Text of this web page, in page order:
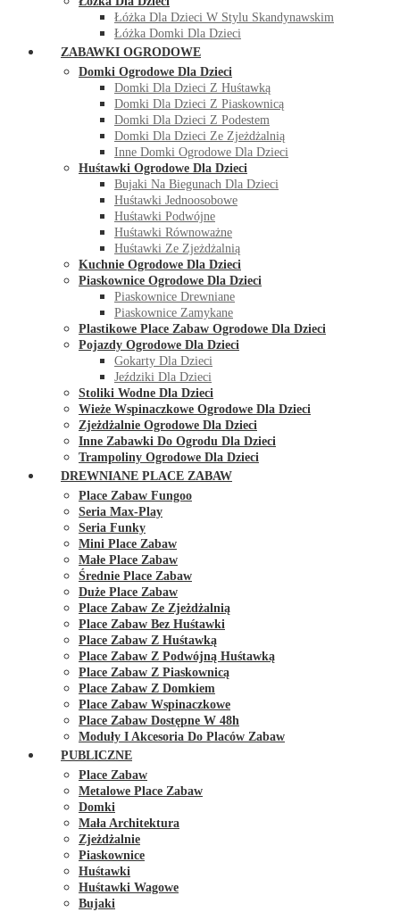
Łóżka Dla Dzieci W Stylu Skandynawskim
Łóżka Domki Dla Dzieci
ZABAWKI OGRODOWE
Domki Ogrodowe Dla Dzieci
Domki Dla Dzieci Z Huśtawką
Domki Dla Dzieci Z Piaskownicą
Domki Dla Dzieci Z Podestem
Domki Dla Dzieci Ze Zjeżdżalnią
Inne Domki Ogrodowe Dla Dzieci
Huśtawki Ogrodowe Dla Dzieci
Bujaki Na Biegunach Dla Dzieci
Huśtawki Jednoosobowe
Huśtawki Podwójne
Huśtawki Równoważne
Huśtawki Ze Zjeżdżalnią
Kuchnie Ogrodowe Dla Dzieci
Piaskownice Ogrodowe Dla Dzieci
Piaskownice Drewniane
Piaskownice Zamykane
Plastikowe Place Zabaw Ogrodowe Dla Dzieci
Pojazdy Ogrodowe Dla Dzieci
Gokarty Dla Dzieci
Jeździki Dla Dzieci
Stoliki Wodne Dla Dzieci
Wieże Wspinaczkowe Ogrodowe Dla Dzieci
Zjeżdżalnie Ogrodowe Dla Dzieci
Inne Zabawki Do Ogrodu Dla Dzieci
Trampoliny Ogrodowe Dla Dzieci
DREWNIANE PLACE ZABAW
Place Zabaw Fungoo
Seria Max-Play
Seria Funky
Mini Place Zabaw
Małe Place Zabaw
Średnie Place Zabaw
Duże Place Zabaw
Place Zabaw Ze Zjeżdżalnią
Place Zabaw Bez Huśtawki
Place Zabaw Z Huśtawką
Place Zabaw Z Podwójną Huśtawką
Place Zabaw Z Piaskownicą
Place Zabaw Z Domkiem
Place Zabaw Wspinaczkowe
Place Zabaw Dostępne W 48h
Moduły I Akcesoria Do Placów Zabaw
PUBLICZNE
Place Zabaw
Metalowe Place Zabaw
Domki
Mała Architektura
Zjeżdżalnie
Piaskownice
Huśtawki
Huśtawki Wagowe
Bujaki